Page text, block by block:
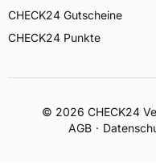
CHECK24 Gutscheine
CHECK24 Punkte
© 2026 CHECK24
AGB